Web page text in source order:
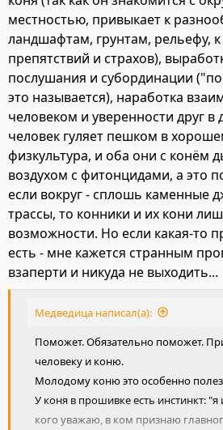
местностью, привыкает к
ландшафтам, грунтам, рельефу,
препятствий и страхов),
послушания и субординации
это называется), наработка
человеком и уверенности друг в
человек гуляет пешком в
физкультура, и оба они с конём
воздухом с фитонцидами, а это
если вокруг - сплошь каменные
трассы, то конники и их кони
возможности. Но если какая-то
есть - мне кажется странным
взаперти и никуда не выходить...
Медведица написал(а):
Поможет. Обязательно поможет.
человеку и коню.
Молодому коню это особенно
У коня в прошивке есть инстинкт: "я
кого уважаю, в ком признаю